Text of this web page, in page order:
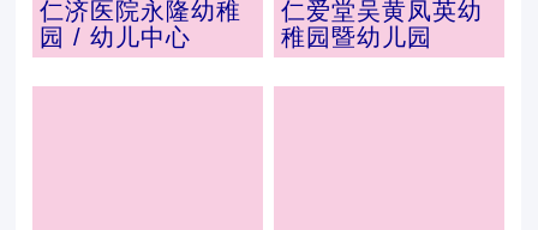
仁济医院永隆幼稚
园 / 幼儿中心
仁爱堂吴黄凤英幼
稚园暨幼儿园